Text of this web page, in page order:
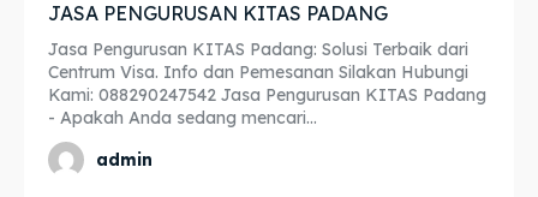
Asuransi
Blog
Asuransi
Blog
JASA PENGURUSAN KITAS PADANG
Jasa Pengurusan KITAS Padang: Solusi Terbaik dari
Centrum Visa. Info dan Pemesanan Silakan Hubungi
Kami: 088290247542 Jasa Pengurusan KITAS Padang
- Apakah Anda sedang mencari...
admin